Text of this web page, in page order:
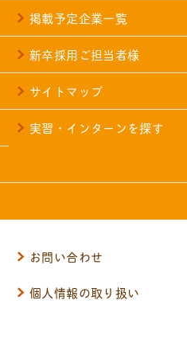
掲載予定企業一覧
新卒採用ご担当者様
サイトマップ
実習・インターンを探す
お問い合わせ
個人情報の取り扱い